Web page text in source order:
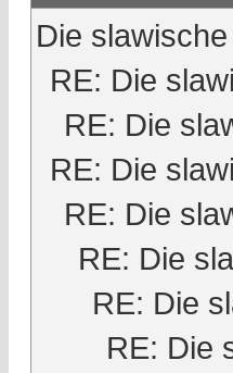
Die
RE: Die
RE: Die
RE: Die
RE: Die
RE: Die
RE: Die
RE: Die